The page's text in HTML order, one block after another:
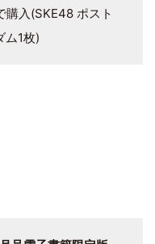
購入(SKE48 ポスト
ム1枚)